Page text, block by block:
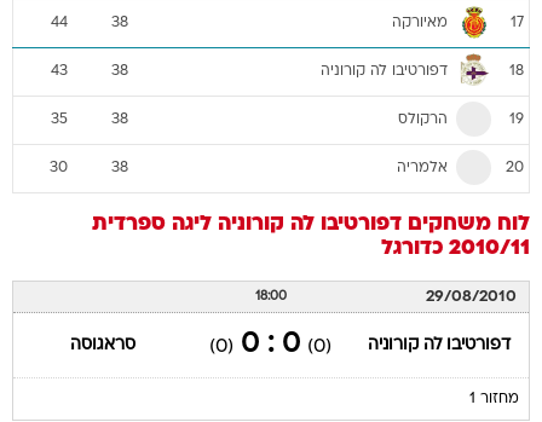
17 מאיורקה 38
44
18 דפורטיבו לה קורוניה 38
43
19 הרקולס 38
35
20 אלמריה 38
30
לוח משחקים דפורטיבו לה קורוניה ליגה ספרדית
2010/11 כדורגל
29/08/2010
18:00
דפורטיבו לה קורוניה (0)
0 : 0
(0) סראגוסה
מחזור 1